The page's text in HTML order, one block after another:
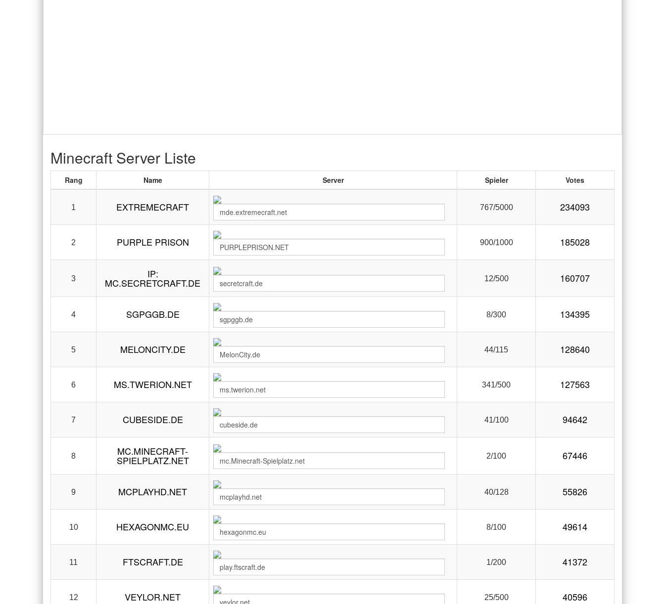
Minecraft Server Liste
Rang Name Server Spieler Votes
1 EXTREMECRAFT 767/5000 234093
2 PURPLE PRISON 900/1000 185028
3 IP:
MC.SECRETCRAFT.DE 12/500 160707
4 SGPGGB.DE 8/300 134395
5 MELONCITY.DE 44/115 128640
6 MS.TWERION.NET 341/500 127563
7 CUBESIDE.DE 41/100 94642
8 MC.MINECRAFT-
SPIELPLATZ.NET 2/100 67446
9 MCPLAYHD.NET 40/128 55826
10 HEXAGONMC.EU 8/100 49614
11 FTSCRAFT.DE 1/200 41372
12 VEYLOR.NET 25/500 40596